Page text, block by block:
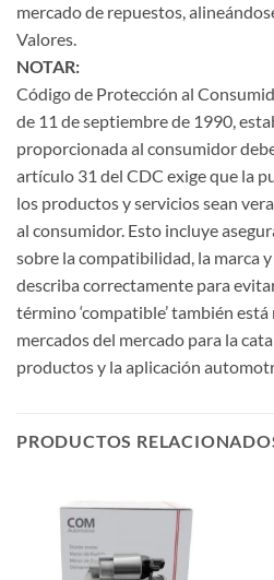
mercado de repuestos,
Valores.
NOTAR:
Código de Protección al
de 11 de septiembre de 1990,
proporcionada al consumidor
artículo 31 del CDC exige que la
los productos y servicios sean
al consumidor. Esto incluye
sobre la compatibilidad, la marca
describa correctamente para
término ‘compatible’ también
mercados del mercado para la
productos y la aplicación
PRODUCTOS